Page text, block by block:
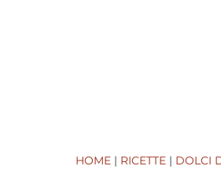
HOME| RICETTE| DOLCI